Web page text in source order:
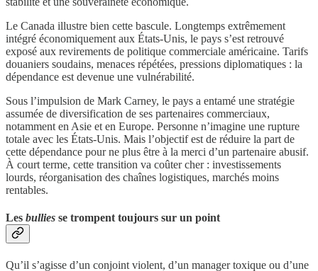
Le Canada illustre bien cette bascule. Longtemps extrêmement
intégré économiquement aux États-Unis, le pays s’est retrouvé
exposé aux revirements de politique commerciale américaine. Tarifs
douaniers soudains, menaces répétées, pressions diplomatiques : la
dépendance est devenue une vulnérabilité.
Sous l’impulsion de Mark Carney, le pays a entamé une stratégie
assumée de diversification de ses partenaires commerciaux,
notamment en Asie et en Europe. Personne n’imagine une rupture
totale avec les États-Unis. Mais l’objectif est de réduire la part de
cette dépendance pour ne plus être à la merci d’un partenaire abusif.
À court terme, cette transition va coûter cher : investissements
lourds, réorganisation des chaînes logistiques, marchés moins
rentables.
Les bullies se trompent toujours sur un point
Qu’il s’agisse d’un conjoint violent, d’un manager toxique ou d’une